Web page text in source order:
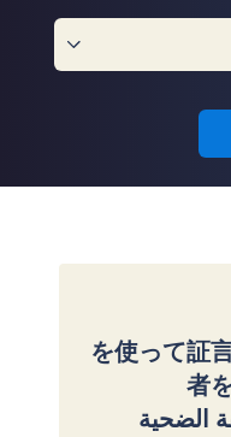
「被害者付添制度」を使って証
者
الضحية